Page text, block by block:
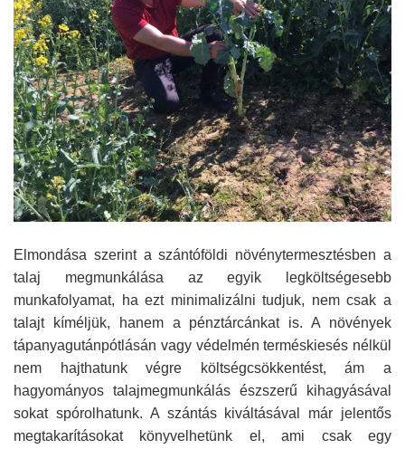
Elmondása szerint a szántóföldi növénytermesztésben a
talaj megmunkálása az egyik legköltségesebb
munkafolyamat, ha ezt minimalizálni tudjuk, nem csak a
talajt kíméljük, hanem a pénztárcánkat is. A növények
tápanyagutánpótlásán vagy védelmén terméskiesés nélkül
nem hajthatunk végre költségcsökkentést, ám a
hagyományos talajmegmunkálás észszerű kihagyásával
sokat spórolhatunk. A szántás kiváltásával már jelentős
megtakarításokat könyvelhetünk el, ami csak egy